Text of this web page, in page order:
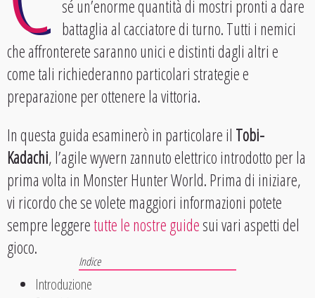
sé un’enorme quantità di mostri pronti a dare
battaglia al cacciatore di turno. Tutti i nemici
che affronterete saranno unici e distinti dagli altri e
come tali richiederanno particolari strategie e
preparazione per ottenere la vittoria.
In questa guida esaminerò in particolare il Tobi-
Kadachi, l’agile wyvern zannuto elettrico introdotto per la
prima volta in Monster Hunter World. Prima di iniziare,
vi ricordo che se volete maggiori informazioni potete
sempre leggeretutte le nostre guidesui vari aspetti del
gioco.
Introduzione